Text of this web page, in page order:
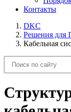
Контакты
DKC
Решения для
Кабельная